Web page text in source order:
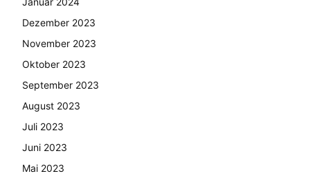
Dezember 2023
November 2023
Oktober 2023
September 2023
August 2023
Juli 2023
Juni 2023
Mai 2023